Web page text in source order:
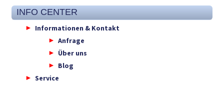
INFO CENTER
Informationen & Kontakt
Anfrage
Über uns
Blog
Service